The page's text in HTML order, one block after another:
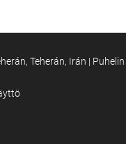
Teherán, Irán | Puhelin